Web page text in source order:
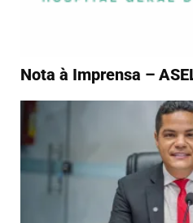
Nota à Imprensa –